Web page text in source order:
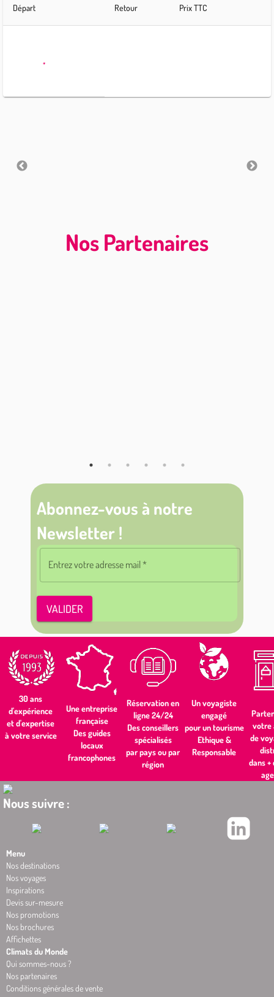
Départ Retour Prix TTC
Nos Partenaires
Abonnez-vous à notre
Newsletter !
Entrez votre adresse mail *
VALIDER
30 ans
d'expérience
et d'expertise
à votre service
Une entreprise
française
Des guides
locaux
francophones
Réservation en
ligne 24/24
Des conseillers
spécialisés
par pays ou par
région
Un voyagiste
engagé
pour un tourisme
Ethique &
Responsable
votre
de
dans +
Nous suivre :
Menu
Nos destinations
Nos voyages
Inspirations
Devis sur-mesure
Nos promotions
Nos brochures
Affichettes
Climats du Monde
Qui sommes-nous ?
Nos partenaires
Conditions générales de vente